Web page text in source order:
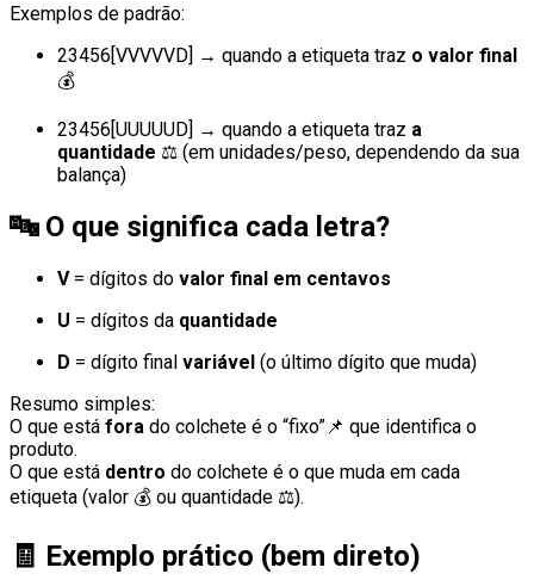
Exemplos de padrão:
23456[VVVVVD] → quando a etiqueta traz o valor final
💰
23456[UUUUUD] → quando a etiqueta traz a
quantidade ⚖️ (em unidades/peso, dependendo da sua
balança)
🔤 O que significa cada letra?
V= dígitos do valor final em centavos
U = dígitos da quantidade
D = dígito final variável (o último dígito que muda)
Resumo simples:
O que está fora do colchete é o “fixo”📌 que identifica o
produto.
O que está dentro do colchete é o que muda em cada
etiqueta (valor 💰 ou quantidade ⚖️).
🧾 Exemplo prático (bem direto)